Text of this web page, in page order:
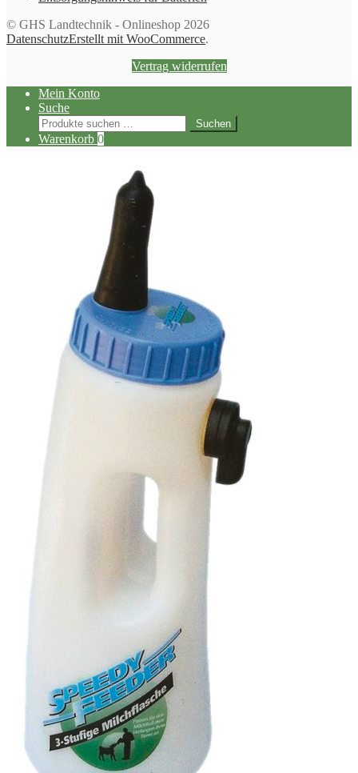
© GHS Landtechnik - Onlineshop 2026
DatenschutzErstellt mit WooCommerce.
Vertrag widerrufen
Mein Konto
Suche
Suchen
nach:
Suchen
Warenkorb 0